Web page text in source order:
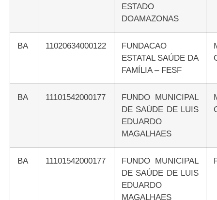
ESTADO
DOAMAZONAS
BA 11020634000122
FUNDACAO
ESTATAL SAÚDE DA
FAMÍLIA – FESF
BA 11101542000177
FUNDO MUNICIPAL
DE SAÚDE DE LUIS
EDUARDO
MAGALHAES
BA 11101542000177
FUNDO MUNICIPAL
DE SAÚDE DE LUIS
EDUARDO
MAGALHAES